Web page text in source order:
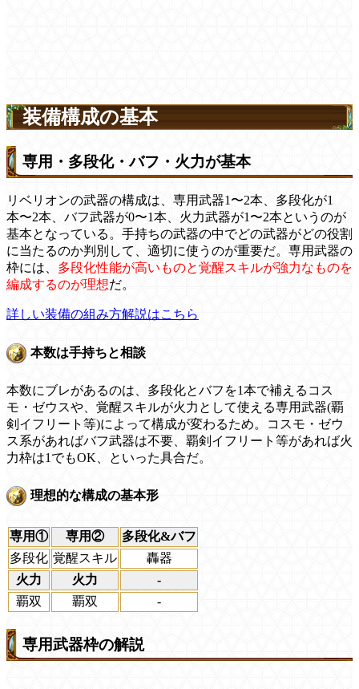
装備構成の基本
専用・多段化・バフ・火力が基本
リベリオンの武器の構成は、専用武器1〜2本、多段化が1
本〜2本、バフ武器が0〜1本、火力武器が1〜2本というのが
基本となっている。手持ちの武器の中でどの武器がどの役割
に当たるのか判別して、適切に使うのが重要だ。専用武器の
枠には、 多段化性能が高いものと覚醒スキルが強力なものを
編成するのが理想だ。
詳しい装備の組み方解説はこちら
本数は手持ちと相談
本数にブレがあるのは、多段化とバフを1本で補えるコス
モ・ゼウスや、覚醒スキルが火力として使える専用武器(覇
剣イフリート等)によって構成が変わるため。コスモ・ゼウ
ス系があればバフ武器は不要、覇剣イフリート等があれば火
力枠は1でもOK、といった具合だ。
理想的な構成の基本形
専用① 専用②
多段化&バフ
多段化 覚醒スキル
轟器
火力
火力
-
覇双
覇双 -
専用武器枠の解説